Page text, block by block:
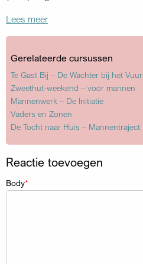
Lees meer
Gerelateerde cursussen
Te Gast Bij – De Wachter bij het Vuur
Zweethut-weekend – voor mannen
Mannenwerk – De Initiatie
Vaders en Zonen
De Tocht naar Huis – Mannentraject
Reactie toevoegen
Body